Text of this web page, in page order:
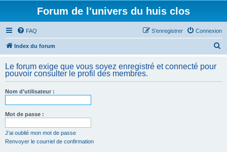
Forum de l'univers du huis clos
FAQ Connexion
S’enregistrer
Index du forum
h
Le forum exige que vous soyez enregistré et connecté pour
pouvoir consulter le profil des membres.
Nom d’utilisateur :
Mot de passe :
J’ai oublié mon mot de passe
Renvoyer le courriel de confirmation